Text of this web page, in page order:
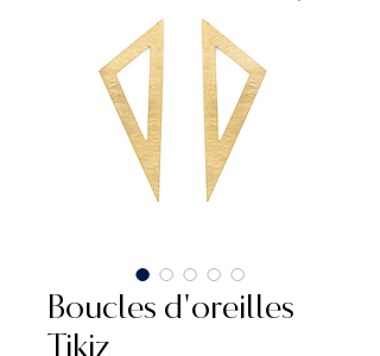
Boucles d'oreilles
Tikiz